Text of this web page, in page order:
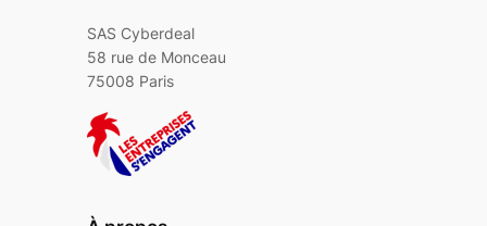
SAS Cyberdeal
58 rue de Monceau
75008 Paris